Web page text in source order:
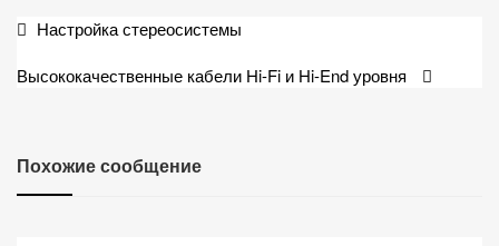
Навигация
записям
Настройка стереосистемы
Высококачественные кабели Hi-Fi и Hi-End уровня
Похожие сообщение